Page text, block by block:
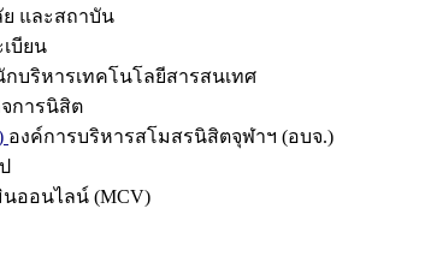
และสถาบัน
บียน
กบริหารเทคโนโลยีสารสนเทศ
การนิสิต
องค์การบริหารสโมสรนิสิตจุฬาฯ (อบจ.)
นออนไลน์ (MCV)